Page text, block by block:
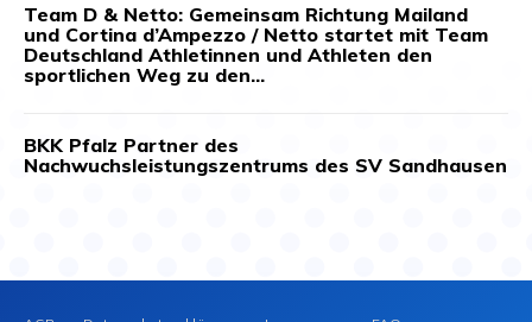
Team D & Netto: Gemeinsam Richtung Mailand
und Cortina d’Ampezzo / Netto startet mit Team
Deutschland Athletinnen und Athleten den
sportlichen Weg zu den...
BKK Pfalz Partner des
Nachwuchsleistungszentrums des SV Sandhausen